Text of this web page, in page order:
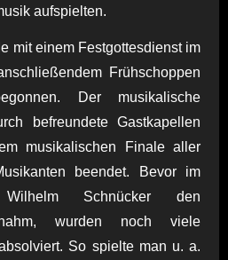
aufspielten.
mit einem Festgottesdienst im
Frühschoppen
Der musikalische
befreundete Gastkapellen
musikalischen Finale aller
beendet. Bevor im
Schnücker den
wurden noch viele
So spielte man u. a.